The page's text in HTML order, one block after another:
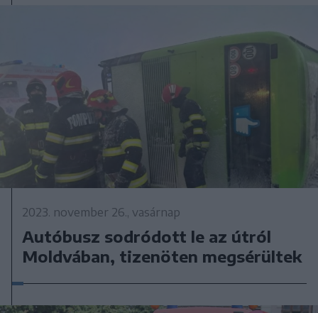
2023. november 26., vasárnap
Autóbusz sodródott le az útról
Moldvában, tizenöten megsérültek